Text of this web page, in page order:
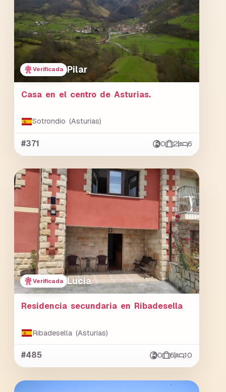
Verificada Pilar
Casa en el centro de Asturias.
Sotrondio (Asturias)
#371 0 2 6
Verificada Lucia
Residencia secundaria en Ribadesella
Ribadesella (Asturias)
#485 0 6 10